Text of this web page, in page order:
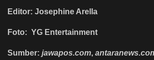
Editor: Josephine Arella
Foto: YG Entertainment
Sumber: jawapos.com,